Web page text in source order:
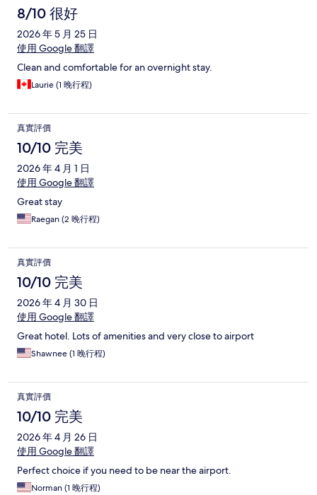
8/10 很好
2026 年 5 月 25 日
使用 Google 翻譯
Clean and comfortable for an overnight stay.
Laurie (1 晚行程)
真實評價
10/10 完美
2026 年 4 月 1 日
使用 Google 翻譯
Great stay
Raegan (2 晚行程)
真實評價
10/10 完美
2026 年 4 月 30 日
使用 Google 翻譯
Great hotel. Lots of amenities and very close to airport
Shawnee (1 晚行程)
真實評價
10/10 完美
2026 年 4 月 26 日
使用 Google 翻譯
Perfect choice if you need to be near the airport.
Norman (1 晚行程)